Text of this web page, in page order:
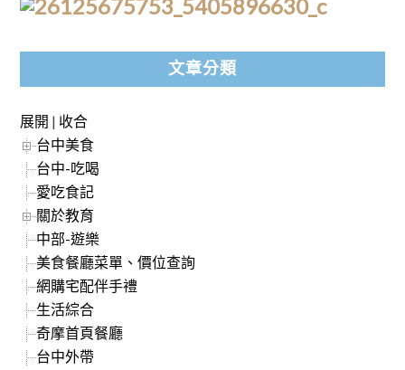
文章分類
展開 | 收合
台中美食
台中-吃喝
愛吃食記
關於教育
中部-遊樂
美食餐廳菜單、價位查詢
網購宅配伴手禮
生活綜合
奇摩首頁餐廳
台中外帶